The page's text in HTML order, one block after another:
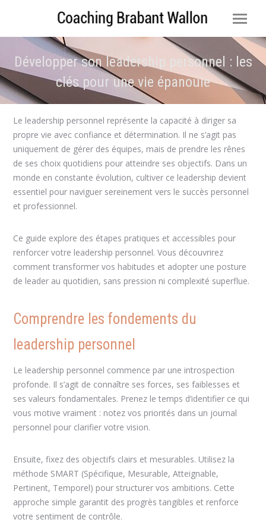
Développer son leadership personnel : les
clés pour une vie épanouie
Vous êtes ici :
Le leadership personnel représente la capacité à diriger sa
propre vie avec confiance et détermination. Il ne s’agit pas
uniquement de gérer des équipes, mais de prendre les rênes
de ses choix quotidiens pour atteindre ses objectifs. Dans un
monde en constante évolution, cultiver ce leadership devient
essentiel pour naviguer sereinement vers le succès personnel
et professionnel.
Ce guide explore des étapes pratiques et accessibles pour
renforcer votre leadership personnel. Vous découvrirez
comment transformer vos habitudes et adopter une posture
de leader au quotidien, sans pression ni complexité superflue.
Comprendre les fondements du
leadership personnel
Le leadership personnel commence par une introspection
profonde. Il s’agit de connaître ses forces, ses faiblesses et
ses valeurs fondamentales. Prenez le temps d’identifier ce qui
vous motive vraiment : notez vos priorités dans un journal
personnel pour clarifier votre vision.
Ensuite, fixez des objectifs clairs et mesurables. Utilisez la
méthode SMART (Spécifique, Mesurable, Atteignable,
Pertinent, Temporel) pour structurer vos ambitions. Cette
approche simple garantit des progrès tangibles et renforce
votre sentiment de contrôle.